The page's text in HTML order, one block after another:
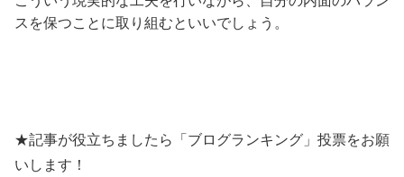
スを保つことに取り組むといいでしょう。
★記事が役立ちましたら「ブログランキング」投票をお願
いします！